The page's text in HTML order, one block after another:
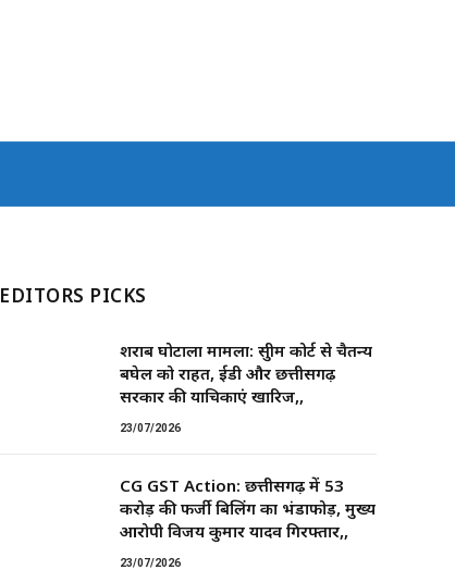
EDITORS PICKS
शराब घोटाला मामला: सुप्रीम कोर्ट से चैतन्य
बघेल को राहत, ईडी और छत्तीसगढ़
सरकार की याचिकाएं खारिज,,
23/07/2026
CG GST Action: छत्तीसगढ़ में 53
करोड़ की फर्जी बिलिंग का भंडाफोड़, मुख्य
आरोपी विजय कुमार यादव गिरफ्तार,,
23/07/2026